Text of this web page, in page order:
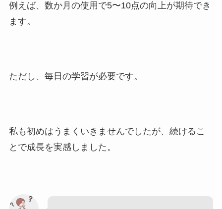
例えば、数か月の使用で5〜10点の向上が期待でき
ます。
ただし、毎日の学習が必要です。
私も初めはうまくいきませんでしたが、続けるこ
とで成長を実感しました。